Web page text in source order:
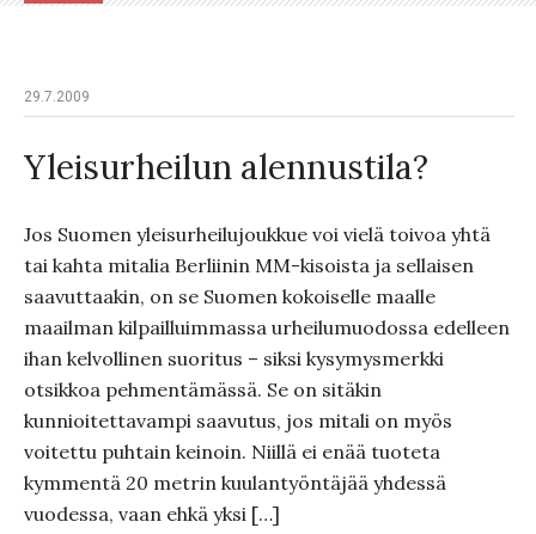
29.7.2009
Yleisurheilun alennustila?
Jos Suomen yleisurheilujoukkue voi vielä toivoa yhtä
tai kahta mitalia Berliinin MM-kisoista ja sellaisen
saavuttaakin, on se Suomen kokoiselle maalle
maailman kilpailluimmassa urheilumuodossa edelleen
ihan kelvollinen suoritus – siksi kysymysmerkki
otsikkoa pehmentämässä. Se on sitäkin
kunnioitettavampi saavutus, jos mitali on myös
voitettu puhtain keinoin. Niillä ei enää tuoteta
kymmentä 20 metrin kuulantyöntäjää yhdessä
vuodessa, vaan ehkä yksi […]